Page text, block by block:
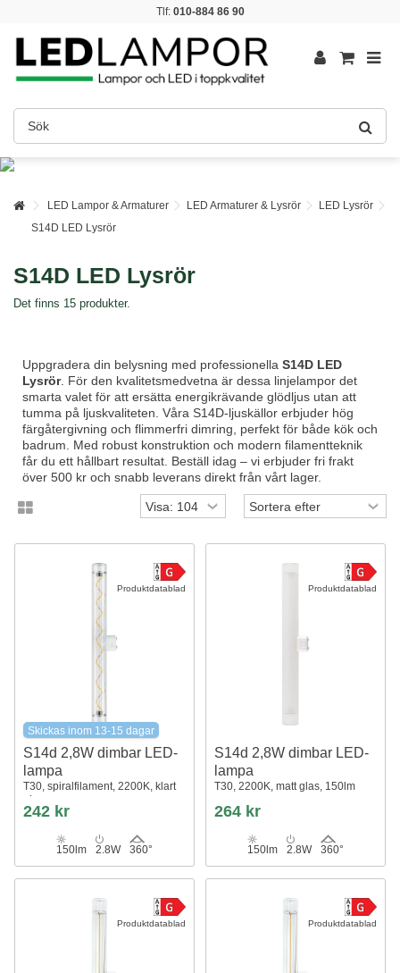
Tlf: 010-884 86 90
LED Lampor & Armaturer LED Armaturer & Lysrör
LED Lysrör
S14D LED Lysrör
S14D LED Lysrör
Det finns 15 produkter.
Uppgradera din belysning med professionella S14D LED
Lysrör. För den kvalitetsmedvetna är dessa linjelampor det
smarta valet för att ersätta energikrävande glödljus utan att
tumma på ljuskvaliteten. Våra S14D-ljuskällor erbjuder hög
färgåtergivning och flimmerfri dimring, perfekt för både kök och
badrum. Med robust konstruktion och modern filamentteknik
får du ett hållbart resultat. Beställ idag – vi erbjuder fri frakt
över 500 kr och snabb leverans direkt från vårt lager.
Produktdatablad
Skickas inom 13-15 dagar
S14d 2,8W dimbar LED-
lampa
T30, spiralfilament, 2200K, klart
glas
242 kr
150lm 2.8W 360°
Produktdatablad
S14d 2,8W dimbar LED-
lampa
T30, 2200K, matt glas, 150lm
264 kr
150lm 2.8W 360°
Produktdatablad Produktdatablad